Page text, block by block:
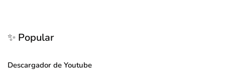
✨ Popular
Descargador de Youtube